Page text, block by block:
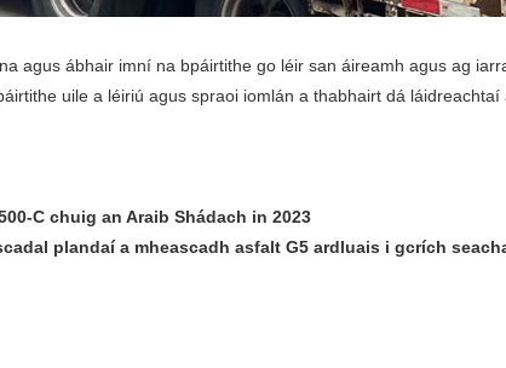
agus ábhair imní na bpáirtithe go léir san áireamh agus ag
uile a léiriú agus spraoi iomlán a thabhairt dá láidreachtaí
C chuig an Araib Shádach in 2023
plandaí a mheascadh asfalt G5 ardluais i gcrích